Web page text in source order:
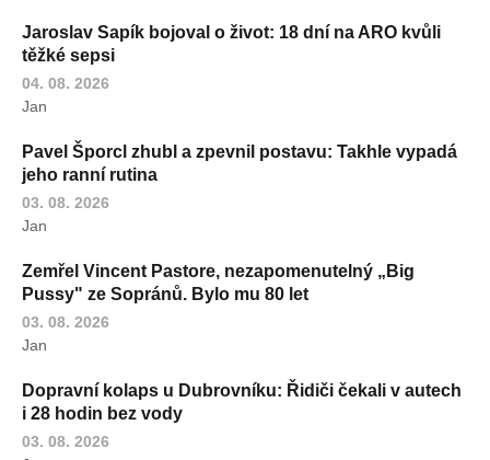
Jaroslav Sapík bojoval o život: 18 dní na ARO kvůli
těžké sepsi
04. 08. 2026
Jan
Pavel Šporcl zhubl a zpevnil postavu: Takhle vypadá
jeho ranní rutina
03. 08. 2026
Jan
Zemřel Vincent Pastore, nezapomenutelný „Big
Pussy" ze Sopránů. Bylo mu 80 let
03. 08. 2026
Jan
Dopravní kolaps u Dubrovníku: Řidiči čekali v autech
i 28 hodin bez vody
03. 08. 2026